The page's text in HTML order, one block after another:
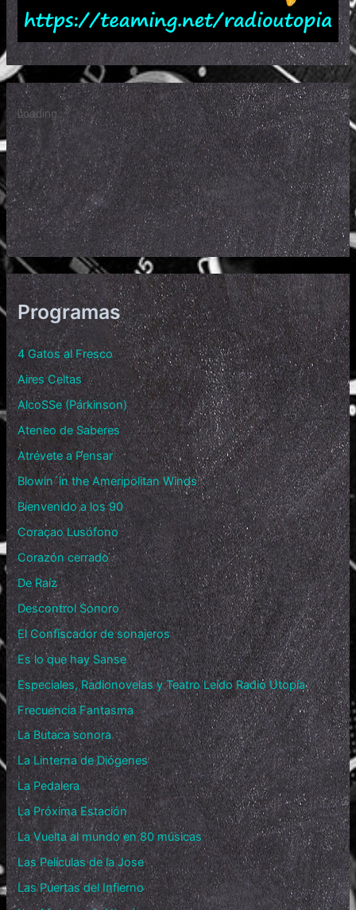
Programas
4 Gatos al Fresco
Aires Celtas
AlcoSSe (Párkinson)
Ateneo de Saberes
Atrévete a Pensar
Blowin´in the Ameripolitan Winds
Bienvenido a los 90
Coraçao Lusófono
Corazón cerrado
De Raíz
Descontrol Sonoro
El Confiscador de sonajeros
Es lo que hay Sanse
Especiales, Radionovelas y Teatro Leído Radio Utopía
Frecuencia Fantasma
La Butaca sonora
La Linterna de Diógenes
La Pedalera
La Próxima Estación
La Vuelta al mundo en 80 músicas
Las Películas de la Jose
Las Puertas del Infierno